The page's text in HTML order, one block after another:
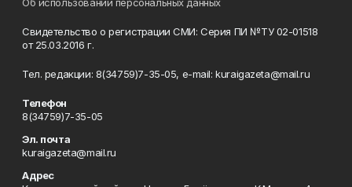
Свидетельство о регистрации СМИ: Серия ПИ №ТУ 02-01518
от 25.03.2016 г.
Тел. редакции: 8(34759)7-35-05, e-mail: kuraigazeta@mail.ru
Телефон
8(34759)7-35-05
Эл. почта
kuraigazeta@mail.ru
Адрес